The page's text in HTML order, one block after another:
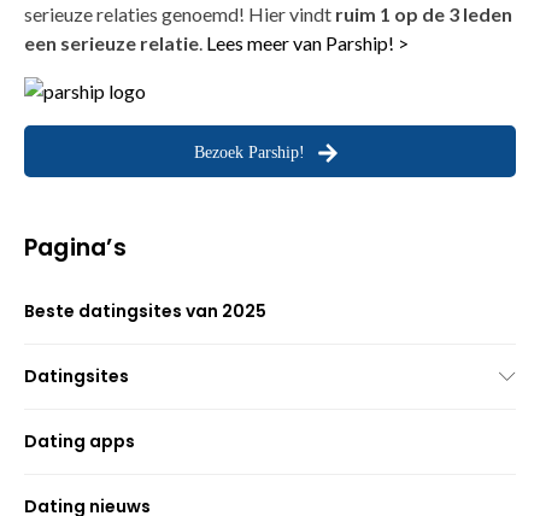
serieuze relaties genoemd! Hier vindt ruim 1 op de 3 leden
een serieuze relatie. Lees meer van Parship! >
Bezoek Parship!
Pagina’s
Beste datingsites van 2025
Datingsites
Dating apps
Dating nieuws